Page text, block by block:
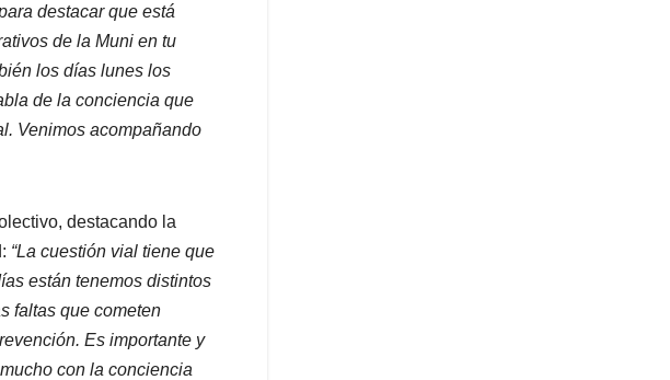
destacar que está
de la Muni en tu
los días lunes los
de la conciencia que
Venimos acompañando
destacando la
“La cuestión vial tiene que
están tenemos distintos
faltas que cometen
Es importante y
con la conciencia